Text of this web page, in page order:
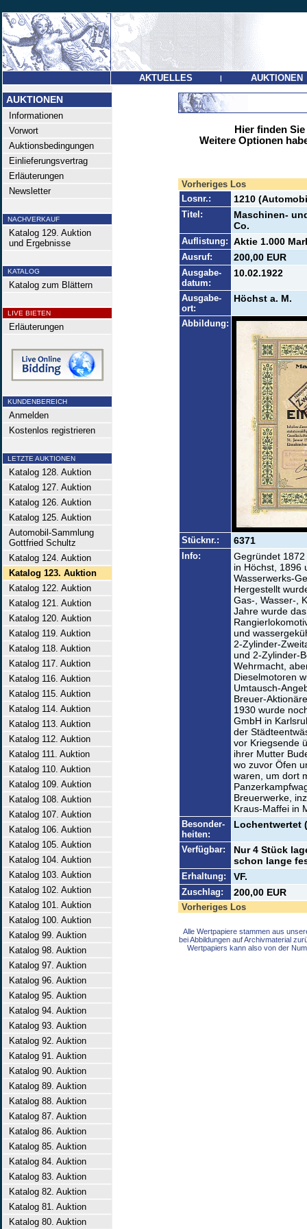
AKTUELLES | AUKTIONEN
AUKTIONEN
Informationen
Vorwort
Auktionsbedingungen
Einlieferungsvertrag
Erläuterungen
Newsletter
NACHVERKAUF
Katalog 129. Auktion
und Ergebnisse
KATALOG
Katalog zum Blättern
LIVE BIETEN
Erläuterungen
KUNDENBEREICH
Anmelden
Kostenlos registrieren
LETZTE AUKTIONEN
Katalog 128. Auktion
Katalog 127. Auktion
Katalog 126. Auktion
Katalog 125. Auktion
Automobil-Sammlung
Gottfried Schultz
Katalog 124. Auktion
Katalog 123. Auktion
Katalog 122. Auktion
Katalog 121. Auktion
Katalog 120. Auktion
Katalog 119. Auktion
Katalog 118. Auktion
Katalog 117. Auktion
Katalog 116. Auktion
Katalog 115. Auktion
Katalog 114. Auktion
Katalog 113. Auktion
Katalog 112. Auktion
Katalog 111. Auktion
Katalog 110. Auktion
Katalog 109. Auktion
Katalog 108. Auktion
Katalog 107. Auktion
Katalog 106. Auktion
Katalog 105. Auktion
Katalog 104. Auktion
Katalog 103. Auktion
Katalog 102. Auktion
Katalog 101. Auktion
Katalog 100. Auktion
Katalog 99. Auktion
Katalog 98. Auktion
Katalog 97. Auktion
Katalog 96. Auktion
Katalog 95. Auktion
Katalog 94. Auktion
Katalog 93. Auktion
Katalog 92. Auktion
Katalog 91. Auktion
Katalog 90. Auktion
Katalog 89. Auktion
Katalog 88. Auktion
Katalog 87. Auktion
Katalog 86. Auktion
Katalog 85. Auktion
Katalog 84. Auktion
Katalog 83. Auktion
Katalog 82. Auktion
Katalog 81. Auktion
Katalog 80. Auktion
Hier finden
Weitere Optionen
Vorheriges Los
Losnr.:
1210
Titel:
Maschinen-
Co.
Auflistung: Aktie 1.000
Ausruf: 200,00 EUR
Ausgabe-
datum:
10.02.1922
Ausgabe-
ort:
Höchst a. M.
Abbildung:
Stücknr.: 6371
Info:
Gegründet
in Höchst, 1896
Wasserwerks-
Hergestellt
Gas-, Wasser-,
Jahre wurde
und
2-Zylinder-
und 2-Zylinder-
Wehrmacht,
Dieselmotoren
Umtausch-
Breuer-
1930 wurde
GmbH in
der
vor Kriegsende
ihrer Mutter
wo zuvor Öfen
waren, um dort
Breuerwerke,
Kraus-Maffei in
Besonder-
heiten:
Lochentwertet
Verfügbar:
Nur 4 Stück
schon lange
Erhaltung: VF.
Zuschlag: 200,00 EUR
Vorheriges Los
Alle Wertpapiere stammen aus
bei Abbildungen auf Archivmaterial
Wertpapiers kann also von der